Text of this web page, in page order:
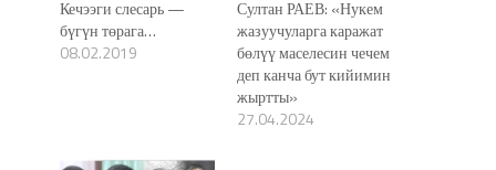
Кечээги слесарь —
бүгүн төрага…
08.02.2019
Султан РАЕВ: «Нукем
жазуучуларга каражат
бөлүү маселесин чечем
деп канча бут кийимин
жыртты»
27.04.2024